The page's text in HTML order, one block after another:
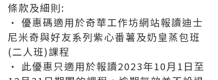
條款及細則:
• 優惠碼適用於奇華工作坊網站報讀迪士
尼米奇與好友系列紫心番薯及奶皇蒸包班
(二人班)課程
• 此優惠只適用於報讀2023年10月1日至